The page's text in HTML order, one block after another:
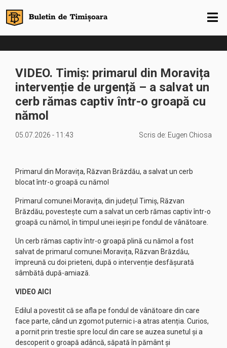
VIDEO. Timiș: primarul din Moravița
intervenție de urgență – a salvat un
cerb rămas captiv într-o groapă cu
nămol
05.07.2026 - 11:43 Scris de: Eugen Chiosa
Primarul din Moravița, Răzvan Brăzdău, a salvat un cerb
blocat într-o groapă cu nămol
Primarul comunei Moravița, din județul Timiș, Răzvan
Brăzdău, povestește cum a salvat un cerb rămas captiv într-o
groapă cu nămol, în timpul unei ieșiri pe fondul de vânătoare.
Un cerb rămas captiv într-o groapă plină cu nămol a fost
salvat de primarul comunei Moravița, Răzvan Brăzdău,
împreună cu doi prieteni, după o intervenție desfășurată
sâmbătă după-amiază.
VIDEO AICI
Edilul a povestit că se afla pe fondul de vânătoare din care
face parte, când un zgomot puternic i-a atras atenția. Curios,
a pornit prin trestie spre locul din care se auzea sunetul și a
descoperit o groapă adâncă, săpată în pământ și